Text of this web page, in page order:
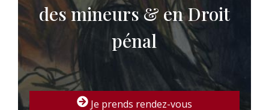
des mineurs & en Droit
pénal
Je prends rendez-vous